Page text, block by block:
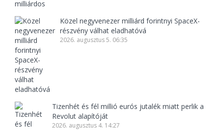
Közel negyvenezer milliárd forintnyi SpaceX-
részvény válhat eladhatóvá
2026. augusztus 5. 06:35
Tizenhét és fél millió eurós jutalék miatt perlik a
Revolut alapítóját
2026. augusztus 4. 14:27